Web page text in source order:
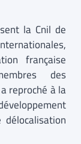
la Cnil de
française
des
reproché à la